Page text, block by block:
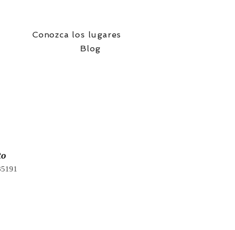
Conozca los lugares
Blog